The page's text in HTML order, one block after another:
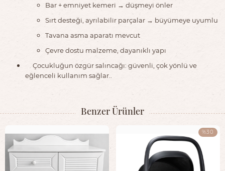
Bar + emniyet kemeri → düşmeyi önler
Sırt desteği, ayrılabilir parçalar → büyümeye uyumlu
Tavana asma aparatı mevcut
Çevre dostu malzeme, dayanıklı yapı
Çocukluğun özgür salıncağı: güvenli, çok yönlü ve
eğlenceli kullanım sağlar..
Benzer Ürünler
%30